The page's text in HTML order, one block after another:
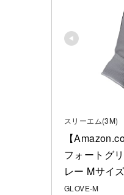
スリーエム(3M)
【
フォートグ
レー Mサイ
GLOVE-M